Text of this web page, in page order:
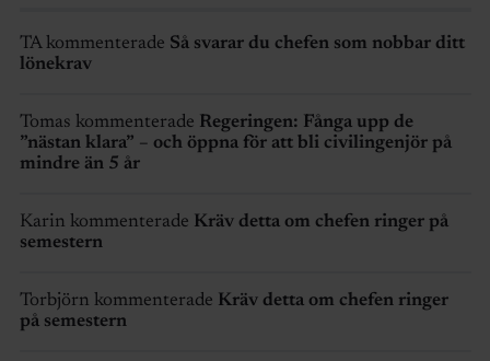
TA kommenterade Så svarar du chefen som nobbar ditt
lönekrav
Tomas kommenterade Regeringen: Fånga upp de
”nästan klara” – och öppna för att bli civilingenjör på
mindre än 5 år
Karin kommenterade Kräv detta om chefen ringer på
semestern
Torbjörn kommenterade Kräv detta om chefen ringer
på semestern